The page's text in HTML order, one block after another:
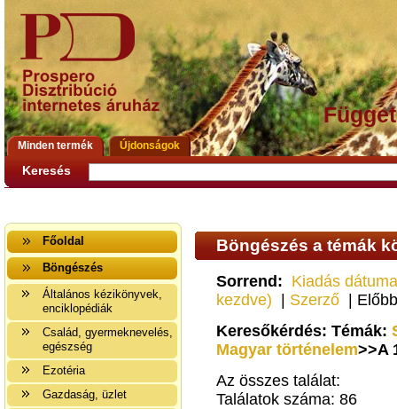
Minden termék Újdonságok
Keresés
Főoldal
Böngészés
Általános kézikönyvek,
enciklopédiák
Család, gyermeknevelés,
egészség
Ezotéria
Gazdaság, üzlet
Böngészés a témák
Sorrend: Kiadás
kezdve)
Szerző |
Keresőkérdés: Témák:
Magyar történelem>>A
Az összes találat:
Találatok száma: 86